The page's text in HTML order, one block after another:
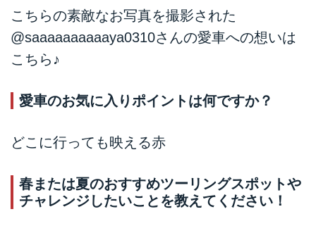
こちらの素敵なお写真を撮影された
@saaaaaaaaaaya0310さんの愛車への想いは
こちら♪
愛車のお気に入りポイントは何ですか？
どこに行っても映える赤
春または夏のおすすめツーリングスポットや
チャレンジしたいことを教えてください！